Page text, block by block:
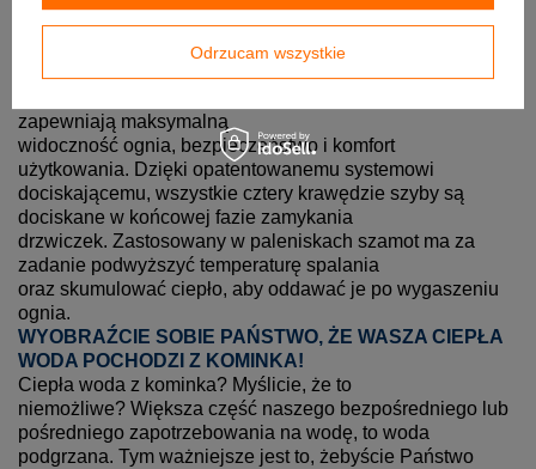
pomieszczeniu i ma ona bezpośredni wpływ na ilość
Unikalny system podnoszenia i otwierania drzwiczek oraz
zapewniają maksymalną
widoczność ognia, bezpieczeństwo i komfort
użytkowania. Dzięki opatentowanemu systemowi
dociskającemu, wszystkie cztery krawędzie szyby są
dociskane w końcowej fazie zamykania
drzwiczek. Zastosowany w paleniskach szamot ma za
zadanie podwyższyć temperaturę spalania
oraz skumulować ciepło, aby oddawać je po wygaszeniu
ognia.
WYOBRAŹCIE SOBIE PAŃSTWO, ŻE WASZA CIEPŁA
WODA POCHODZI Z KOMINKA!
Ciepła woda z kominka? Myślicie, że to
niemożliwe? Większa część naszego bezpośredniego lub
pośredniego zapotrzebowania na wodę, to woda
podgrzana. Tym ważniejsze jest to, żebyście Państwo
Odrzucam wszystkie